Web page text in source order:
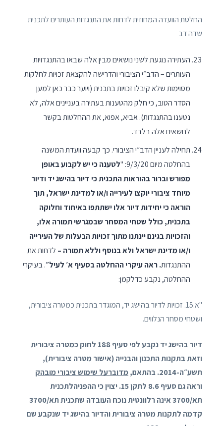
החלטת הוועדה המחוזית לדחות את התנגדות העותרים לתכנית
שדה דב
העתירה נוגעת לשני נושאים מבין אלה שבאו בהתנגדויות
העותרים – הדב״י הציבורי והדרישה להקצאת זכויות לחלקות
מסוימות שלא קיבלו זכויות בתכנית (ויוער כבר כאן למען
הסדר הטוב, כי חלק מהטענות בעתירה בעניינים אלה, לא
נטענו בהתנגדות). אביא, אפוא, את ההחלטות בקשר
לנושאים אלה בלבד.
תחילה לעניין הדב״י הציבורי. כך קבעה וועדת המשנה
בהחלטה מיום 9/3/20: "
לטענה כי יש לקבוע באופן
מפורש וברור בהוראות התכנית כי דיור בהישג יד ודיור
מיוחד ציבורי יוקצו לעירייה ו/או למדינת ישראל, תוך
הוראה כי יחידות דיור אלו ישתתפו באיחוד וחלוקה
בתכנית, כולל שטחי המסחר שבמגרשי תמורה אלו,
והזכויות בגינם יינתנו מתוך זכויות הבעלות של העירייה
ו/או מדינת ישראל ולא בנוסף וללא תמורה – לדחות את
ההתנגדות. ראה עיקרי ההחלטה בסעיף א׳ לעיל״. בעיקרי
ההחלטה, נקבע כדלקמן:
"א.15. זכויות לדיור בהישג יד, המוגדר בתכנית כמטרה ציבורית,
ושטחי מסחר הנלווים.
דיור בהישג יד נקבע לפי סעיף 188 לחוק כמטרה ציבורית
וזאת בתקנות התכנון והבנייה (אישור מטרה ציבורית),
תשע״ה-2014. בהתאם,
מדוברעל שימוש ציבורי מובהק
וראה גם סעיף 8.6 לתקן 15. יצוין כי ההפניהלתכנית
תא/3700 אינה רלוונטית נוכח העובדה שתכנית תא/3700
קדמה לתקנות מטרה ציבורית והדיור בהישג יד שנקבע שם